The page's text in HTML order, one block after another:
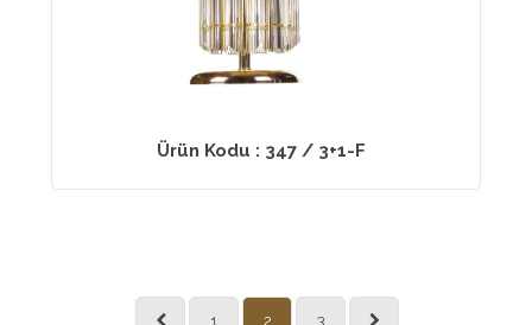
Ürün Kodu : 347 / 3+1-F
1 2 3